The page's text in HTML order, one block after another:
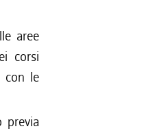
aree
corsi
con le